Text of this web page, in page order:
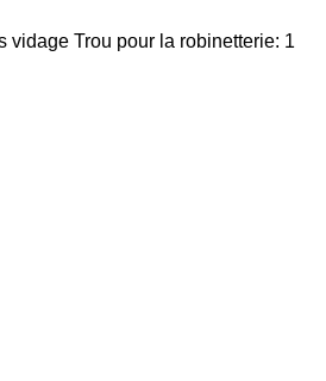
vidage Trou pour la robinetterie: 1